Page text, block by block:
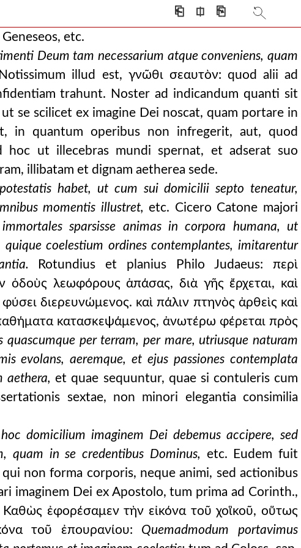
⎗ ⎅ ⎘
etc.
Deum tam necessarium atque conveniens, quam
illud est, γνῶθι σεαυτὸν: quod alii ad
trahunt. Noster ad indicandum quanti sit
se scilicet ex imagine Dei noscat, quam portare in
in quantum operibus non infregerit, aut, quod
hoc ut illecebras mundi spernat, et adserat suo
illibatam et dignam aetherea sede.
habet, ut cum sui domicilii septo teneatur,
momentis illustret, etc. Cicero Catone majori
sparsisse animas in corpora humana, ut
quique coelestium ordines contemplantes, imitarentur
Rotundius et planius Philo Judaeus: περὶ
ὁδοὺς λεωφόρους ἁπάσας, διὰ γῆς ἔρχεται, καὶ
διερευνώμενος. καὶ πάλιν πτηνὸς ἀρθεὶς καὶ
κατασκεψάμενος, ἀνωτέρω φέρεται πρὸς
quascumque per terram, per mare, utriusque naturam
evolans, aeremque, et ejus passiones contemplata
aethera,et quae sequuntur, quae si contuleris cum
sextae, non minori elegantia consimilia
domicilium imaginem Dei debemus accipere, sed
quam in se credentibus Dominus, etc. Eudem fuit
non forma corporis, neque animi, sed actionibus
imaginem Dei ex Apostolo, tum prima ad Corinth.,
ἐφορέσαμεν τὴν εἰκόνα τοῦ χοἳκοῦ, οὕτως
τοῦ ἐπουρανίου: Quemadmodum portavimus